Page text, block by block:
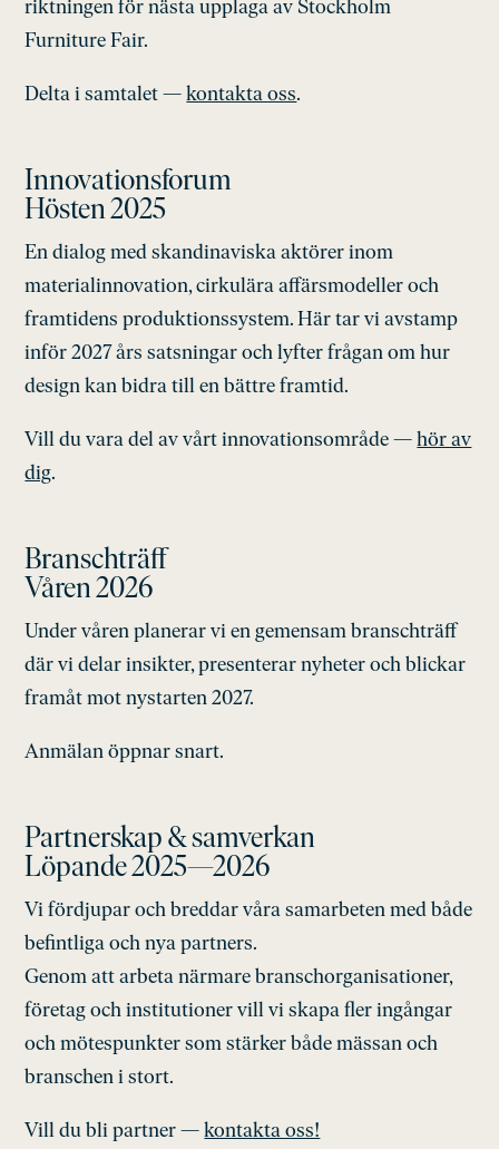
riktningen för nästa upplaga av Stockholm
Furniture Fair.
Delta i samtalet —kontakta oss.
Innovationsforum
Hösten 2025
En dialog med skandinaviska aktörer inom
materialinnovation, cirkulära affärsmodeller och
framtidens produktionssystem. Här tar vi avstamp
inför 2027 års satsningar och lyfter frågan om hur
design kan bidra till en bättre framtid.
Vill du vara del av vårt innovationsområde —hör av
dig.
Branschträff
Våren 2026
Under våren planerar vi en gemensam branschträff
där vi delar insikter, presenterar nyheter och blickar
framåt mot nystarten 2027.
Anmälan öppnar snart.
Partnerskap & samverkan
Löpande 2025—2026
Vi fördjupar och breddar våra samarbeten med både
befintliga och nya partners.
Genom att arbeta närmare branschorganisationer,
företag och institutioner vill vi skapa fler ingångar
och mötespunkter som stärker både mässan och
branschen i stort.
Vill du bli partner —kontakta oss!